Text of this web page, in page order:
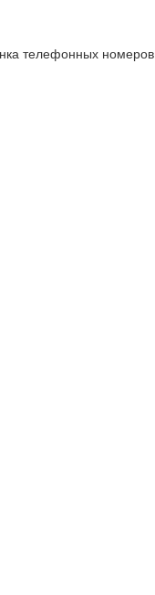
телефонных номеров